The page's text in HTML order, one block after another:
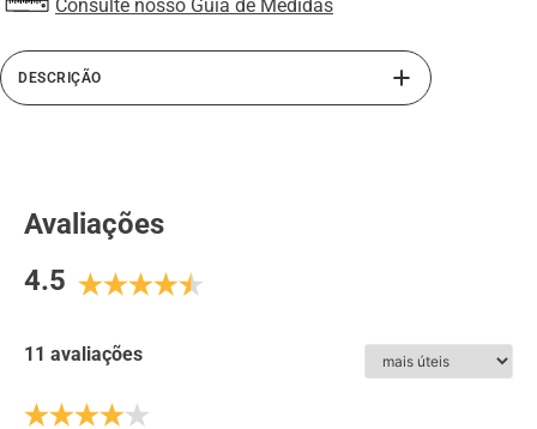
Consulte nosso Guia de Medidas
DESCRIÇÃO
sapato masculino oferece mais conforto e segurança ao
caminhar com seu sapato de couro. Perfeito para homens
derramado somado ao salto externo do sapato, atinge até
com elástico, facilitando o calce.
ESPECIFICAÇÕES:
Avaliações
4.5
11 avaliações